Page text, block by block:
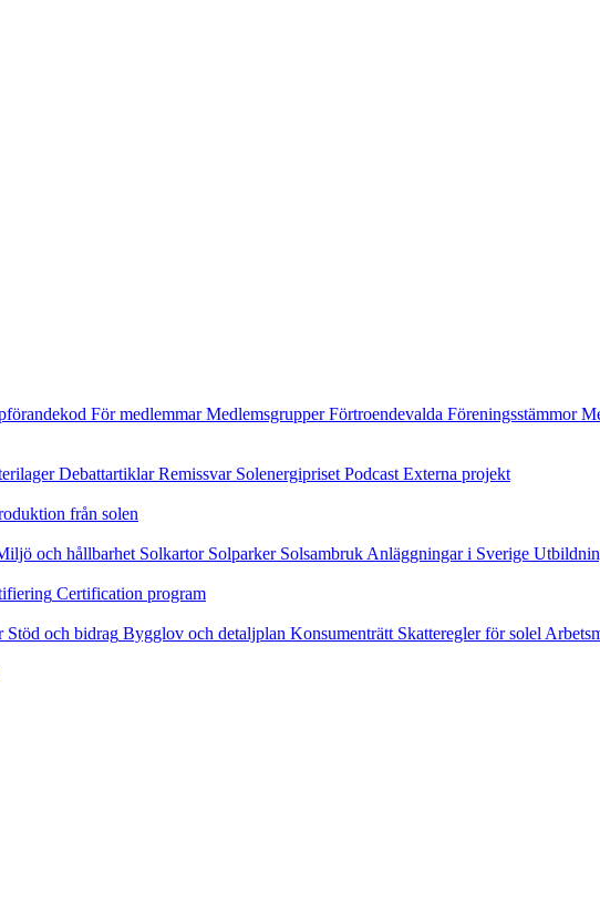
För medlemmar Medlemsgrupper Förtroendevalda Föreningsstämmor
Debattartiklar Remissvar Solenergipriset Podcast Externa projekt
från solen
och hållbarhet Solkartor Solparker Solsambruk Anläggningar i Sverige
Certification program
Stöd och bidrag Bygglov och detaljplan Konsumenträtt Skatteregler för solel